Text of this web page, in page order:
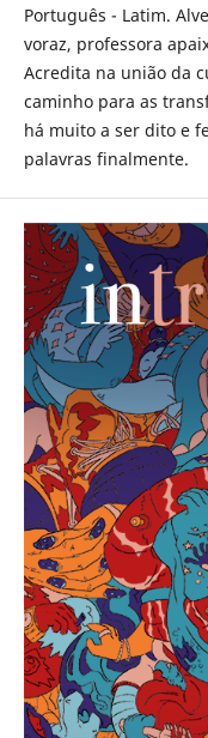
Português - Latim.
voraz, professora
Acredita na união da
caminho para as
há muito a ser dito e
palavras finalmente.